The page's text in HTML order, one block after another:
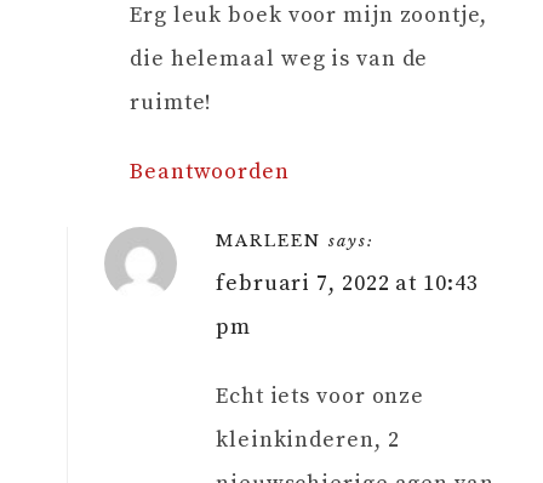
Erg leuk boek voor mijn zoontje,
die helemaal weg is van de
ruimte!
Beantwoorden
MARLEEN says:
februari 7, 2022 at 10:43
pm
Echt iets voor onze
kleinkinderen, 2